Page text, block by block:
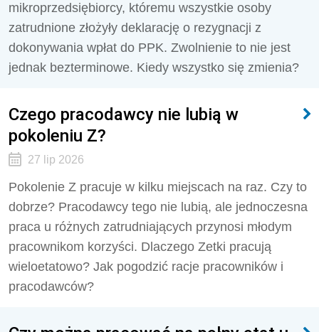
mikroprzedsiębiorcy, któremu wszystkie osoby
zatrudnione złożyły deklarację o rezygnacji z
dokonywania wpłat do PPK. Zwolnienie to nie jest
jednak bezterminowe. Kiedy wszystko się zmienia?
Czego pracodawcy nie lubią w
pokoleniu Z?
27 lip 2026
Pokolenie Z pracuje w kilku miejscach na raz. Czy to
dobrze? Pracodawcy tego nie lubią, ale jednoczesna
praca u różnych zatrudniających przynosi młodym
pracownikom korzyści. Dlaczego Zetki pracują
wieloetatowo? Jak pogodzić racje pracowników i
pracodawców?